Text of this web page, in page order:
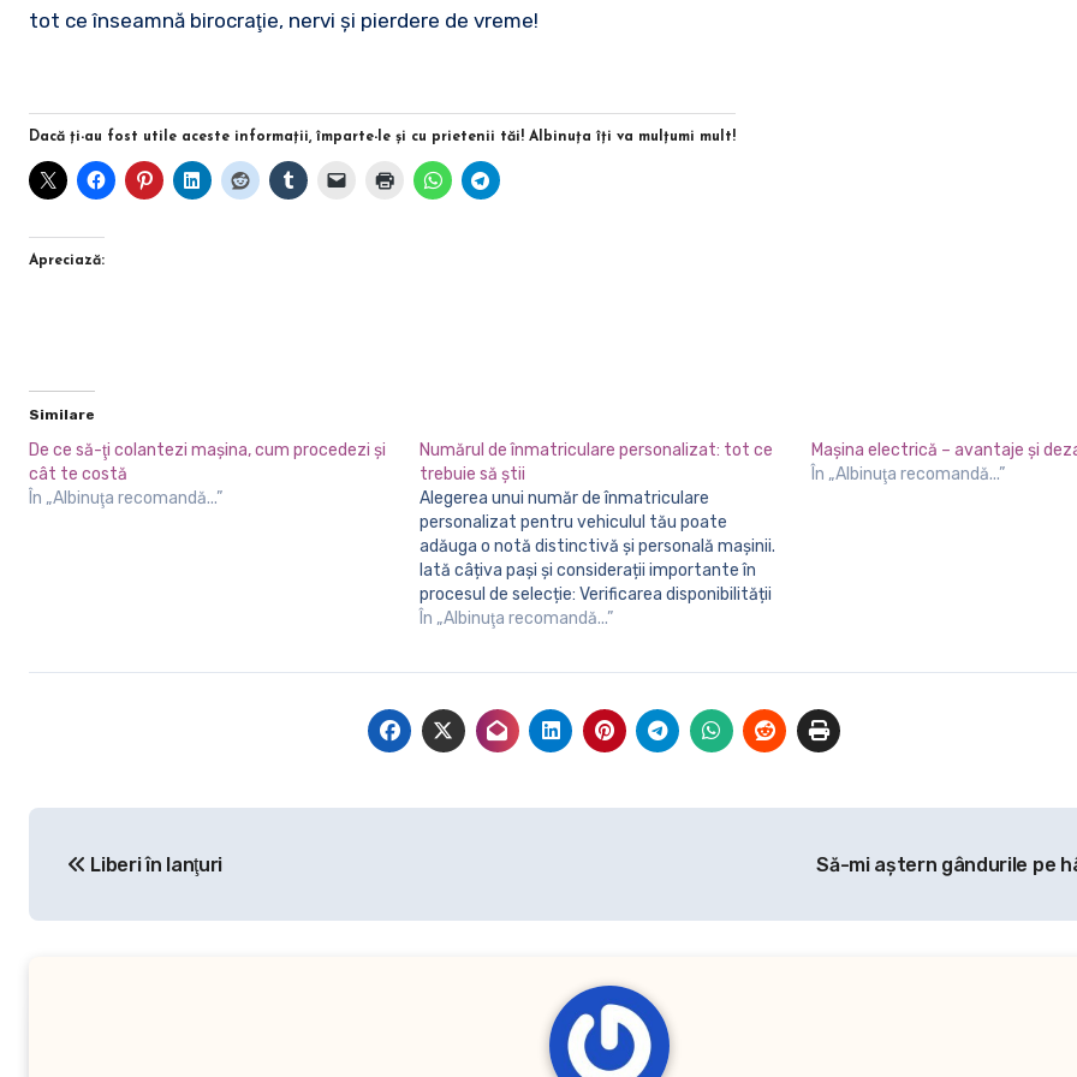
tot ce înseamnă birocraţie, nervi şi pierdere de vreme!
Dacă ţi-au fost utile aceste informaţii, împarte-le şi cu prietenii tăi! Albinuţa îţi va mulţumi mult!
Apreciază:
Similare
De ce să-ţi colantezi maşina, cum procedezi şi
cât te costă
În „Albinuţa recomandă...”
Numărul de înmatriculare personalizat: tot ce
trebuie să știi
Alegerea unui număr de înmatriculare
personalizat pentru vehiculul tău poate
adăuga o notă distinctivă și personală mașinii.
Iată câțiva pași și considerații importante în
procesul de selecție: Verificarea disponibilității
numărului dorit Pentru a verifica dacă o
În „Albinuţa recomandă...”
Mașina electrică – avantaje și
În „Albinuţa recomandă...”
articole
Liberi în lanţuri Să-mi aştern gândurile pe